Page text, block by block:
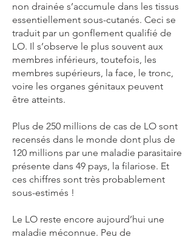
non drainée s’accumule dans les tissus
essentiellement sous-cutanés. Ceci se
traduit par un gonflement qualifié de
LO. Il s’observe le plus souvent aux
membres inférieurs, toutefois, les
membres supérieurs, la face, le tronc,
voire les organes génitaux peuvent
être atteints.
Plus de 250 millions de cas de LO sont
recensés dans le monde dont plus de
120 millions par une maladie parasitaire
présente dans 49 pays, la filariose. Et
ces chiffres sont très probablement
sous-estimés !
Le LO reste encore aujourd’hui une
maladie méconnue. Peu de